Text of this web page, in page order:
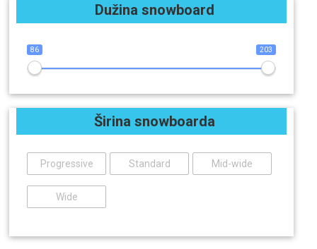
Dužina snowboard
86 203
Širina snowboarda
Progressive Standard Mid-wide
Wide